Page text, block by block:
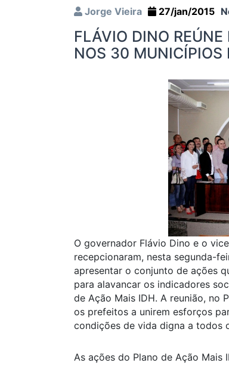
Jorge Vieira 27/jan/2015
FLÁVIO DINO REÚNE
NOS 30 MUNICÍPIOS
O governador Flávio Dino e o
recepcionaram, nesta segunda-
apresentar o conjunto de ações
para alavancar os indicadores
de Ação Mais IDH. A reunião,
os prefeitos a unirem esforços
condições de vida digna a todos
As ações do Plano de Ação Mais